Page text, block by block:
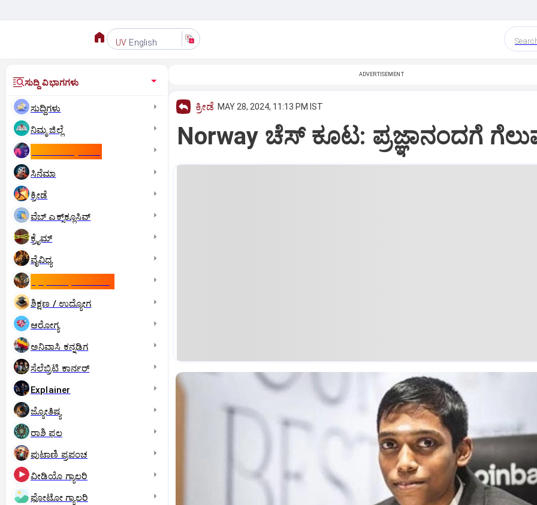
UV English
ಸುದ್ದಿ ವಿಭಾಗಗಳು
ಸುದ್ದಿಗಳು
ನಿಮ್ಮ ಜಿಲ್ಲೆ
ಸಿನೆಮಾ
ಕ್ರೀಡೆ
ವೆಬ್ ಎಕ್ಸ್‌ಕ್ಲೂಸಿವ್
ಕ್ರೈಮ್
ವೈವಿಧ್ಯ
ಶಿಕ್ಷಣ / ಉದ್ಯೋಗ
ಆರೋಗ್ಯ
ಅನಿವಾಸಿ ಕನ್ನಡಿಗ
ಸೆಲೆಬ್ರಿಟಿ ಕಾರ್ನರ್‌
Explainer
ಜ್ಯೋತಿಷ್ಯ
ರಾಶಿ ಫಲ
ಪುಟಾಣಿ ಪ್ರಪಂಚ
ವೀಡಿಯೊ ಗ್ಯಾಲರಿ
ಫೋಟೋ ಗ್ಯಾಲರಿ
ADVERTISEMENT
ಕ್ರೀಡೆ MAY 28, 2024, 11:13 PM IST
Norway ಚೆಸ್‌ ಕೂಟ: ಪ್ರಜ್ಞಾನಂದಗೆ